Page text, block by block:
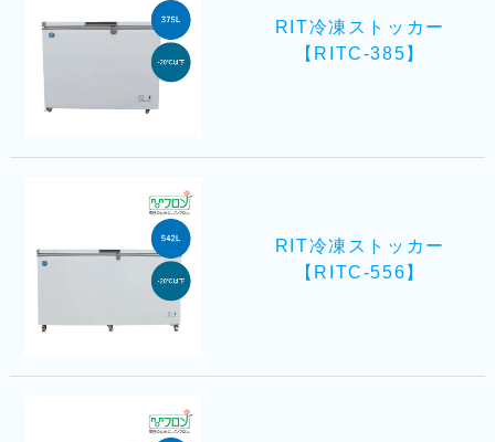
RIT冷凍ストッカー
【RITC-385】
RIT冷凍ストッカー
【RITC-556】